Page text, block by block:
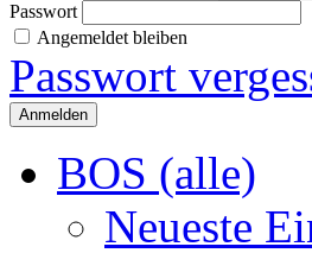
Passwort
Angemeldet bleiben
Passwort
BOS (alle)
Neueste